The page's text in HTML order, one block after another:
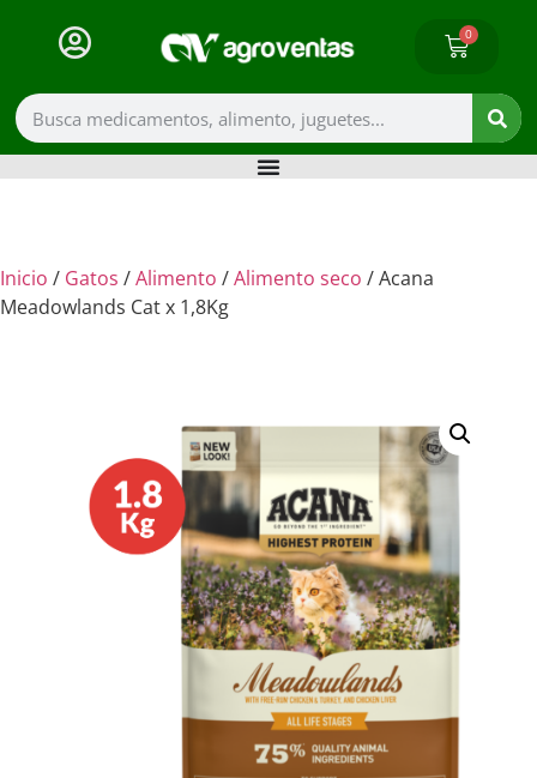
0
Inicio / Gatos /Alimento /Alimento seco / Acana
Meadowlands Cat x 1,8Kg